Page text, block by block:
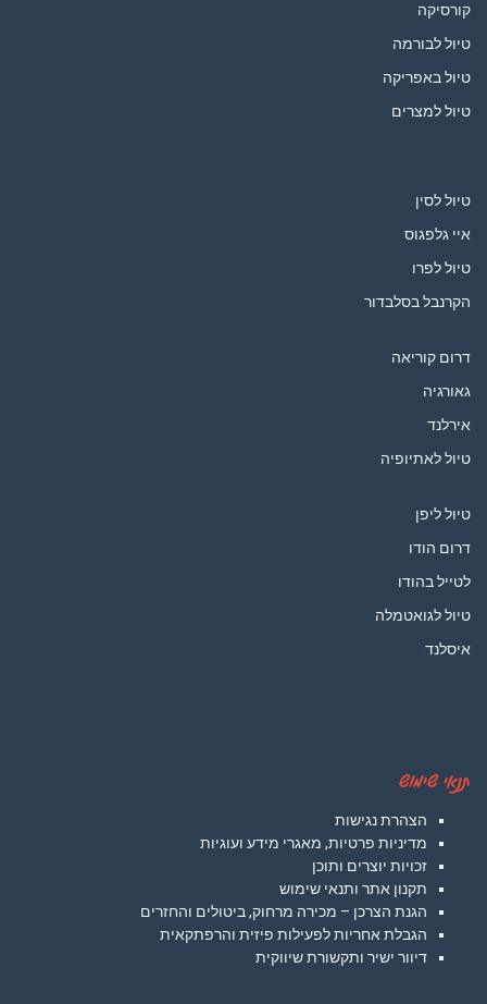
קורסיקה
טיול לבורמה
טיול באפריקה
טיול למצרים
טיול לסין
איי גלפגוס
טיול לפרו
הקרנבל בסלבדור
דרום קוריאה
גאורגיה
אירלנד
טיול לאתיופיה
טיול ליפן
דרום הודו
לטייל בהודו
טיול לגואטמלה
איסלנד
תנאי שימוש
הצהרת נגישות
מדיניות פרטיות, מאגרי מידע ועוגיות
זכויות יוצרים ותוכן
תקנון אתר ותנאי שימוש
הגנת הצרכן – מכירה מרחוק, ביטולים והחזרים
הגבלת אחריות לפעילות פיזית והרפתקאית
דיוור ישיר ותקשורת שיווקית